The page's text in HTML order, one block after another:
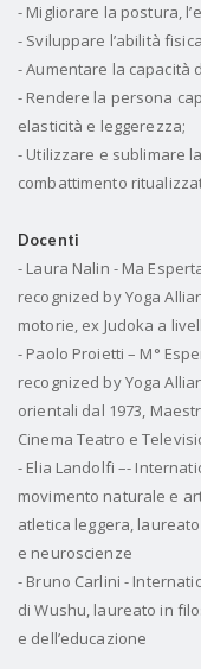
- Migliorare la postura,
- Sviluppare l’abilità
- Aumentare la capacità
- Rendere la persona
elasticità e leggerezza;
- Utilizzare e sublimare
combattimento
Docenti
- Laura Nalin - Ma
recognized by Yoga
motorie, ex Judoka a
- Paolo Proietti – M°
recognized by Yoga
orientali dal 1973,
Cinema Teatro e
- Elia Landolfi –-
movimento naturale e
atletica leggera,
e neuroscienze
- Bruno Carlini -
di Wushu, laureato in
e dell’educazione